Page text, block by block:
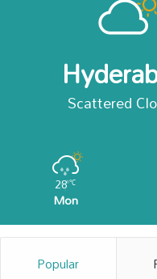
Scattered
28℃
Mon
Popular